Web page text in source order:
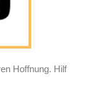
Hoffnung. Hilf